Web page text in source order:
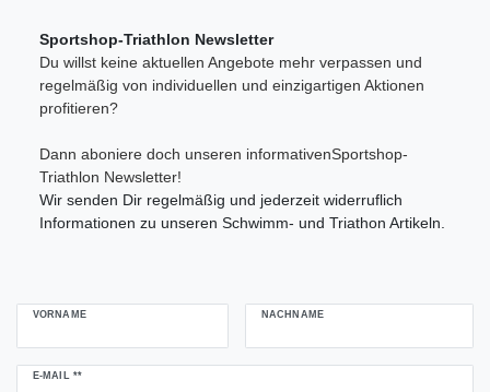
Sportshop-Triathlon Newsletter
Du willst keine aktuellen Angebote mehr verpassen und
regelmäßig von individuellen und einzigartigen Aktionen
profitieren?
Dann aboniere doch unseren informativenSportshop-
Triathlon Newsletter!
Wir senden Dir regelmäßig und jederzeit widerruflich
Informationen zu unseren Schwimm- und Triathon Artikeln.
VORNAME NACHNAME
E-MAIL **
Newsletter